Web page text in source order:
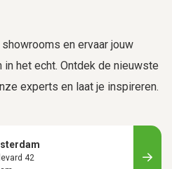
en ervaar jouw
het echt. Ontdek de nieuwste
experts en laat je inspireren.
42